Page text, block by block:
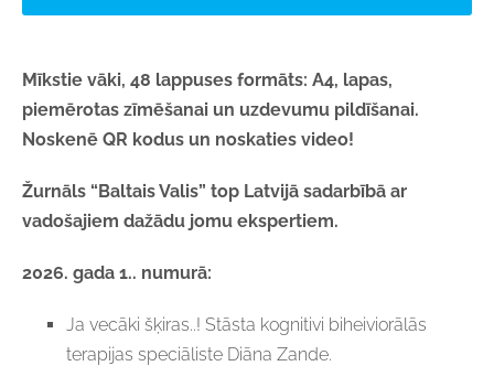
Mīkstie vāki, 48 lappuses formāts: A4, lapas,
piemērotas zīmēšanai un uzdevumu pildīšanai.
Noskenē QR kodus un noskaties video!
Žurnāls “Baltais Valis” top Latvijā sadarbībā ar
vadošajiem dažādu jomu ekspertiem.
2026. gada 1.. numurā:
Ja vecāki šķiras..! Stāsta kognitivi biheiviorālās
terapijas speciāliste Diāna Zande.